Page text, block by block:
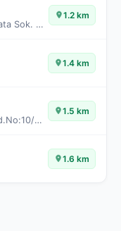
Muhittin Mah. Şehit Arman Galata Sok. No:23-29A
1.2 km
1.4 km
Esentepe Mah.Adnan Doğu Cad.No:10/A-B
1.5 km
1.6 km